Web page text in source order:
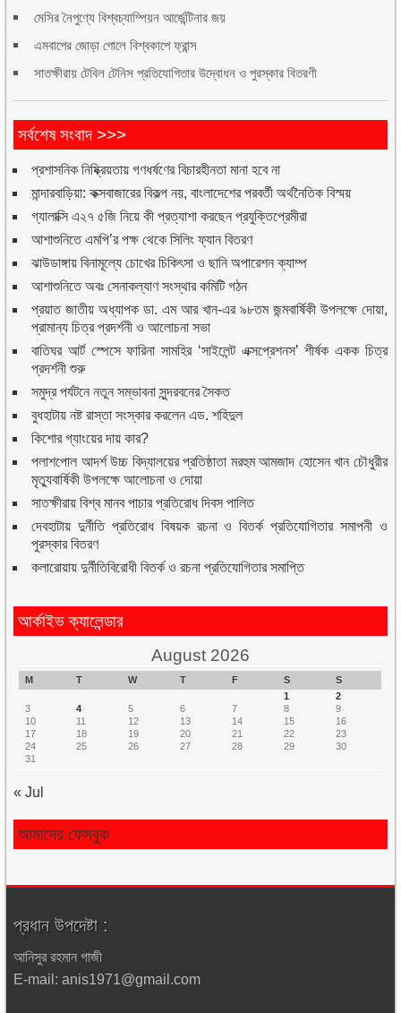
মেসির নৈপুণ্যে বিশ্বচ্যাম্পিয়ন আর্জেন্টিনার জয়
এমবাপের জোড়া গোলে বিশ্বকাপে ফ্রান্স
সাতক্ষীরায় টেবিল টেনিস প্রতিযোগিতার উদ্বোধন ও পুরস্কার বিতরণী
সর্বশেষ সংবাদ >>>
প্রশাসনিক নিষ্ক্রিয়তায় গণধর্ষণের বিচারহীনতা মানা হবে না
মান্দারবাড়িয়া: কক্সবাজারের বিকল্প নয়, বাংলাদেশের পরবর্তী অর্থনৈতিক বিস্ময়
গ্যালাক্সি এ২৭ ৫জি নিয়ে কী প্রত্যাশা করছেন প্রযুক্তিপ্রেমীরা
আশাশুনিতে এমপি’র পক্ষ থেকে সিলিং ফ্যান বিতরণ
ঝাউডাঙ্গায় বিনামূল্যে চোখের চিকিৎসা ও ছানি অপারেশন ক্যাম্প
আশাশুনিতে অবঃ সেনাকল্যাণ সংস্থার কমিটি গঠন
প্রয়াত জাতীয় অধ্যাপক ডা. এম আর খান-এর ৯৮তম জন্মবার্ষিকী উপলক্ষে দোয়া,
প্রামান্য চিত্র প্রদর্শনী ও আলোচনা সভা
বাতিঘর আর্ট স্পেসে ফারিনা সামহির ‘সাইলেন্ট এক্সপ্রেশনস’ শীর্ষক একক চিত্র
প্রদর্শনী শুরু
সমুদ্র পর্যটনে নতুন সম্ভাবনা সুন্দরবনের সৈকত
বুধহাটায় নষ্ট রাস্তা সংস্কার করলেন এড. শহিদুল
কিশোর গ্যাংয়ের দায় কার?
পলাশপোল আদর্শ উচ্চ বিদ্যালয়ের প্রতিষ্ঠাতা মরহুম আমজাদ হোসেন খান চৌধুরীর
মৃত্যুবার্ষিকী উপলক্ষে আলোচনা ও দোয়া
সাতক্ষীরায় বিশ্ব মানব পাচার প্রতিরোধ দিবস পালিত
দেবহাটায় দুর্নীতি প্রতিরোধ বিষয়ক রচনা ও বিতর্ক প্রতিযোগিতার সমাপনী ও
পুরস্কার বিতরণ
কলারোয়ায় দুর্নীতিবিরোধী বিতর্ক ও রচনা প্রতিযোগিতার সমাপ্তি
আর্কাইভ ক্যালেন্ডার
August 2026
M T W T F S
S
1
2
3
4 5 6 7 8
9
10
11 12 13 14 15
16
17
18 19 20 21 22
23
24
25 26 27 28 29
30
31
« Jul
আমাদের ফেসবুক
প্রধান উপদেষ্টা :
আনিসুর রহমান গাজী
E-mail: anis1971@gmail.com